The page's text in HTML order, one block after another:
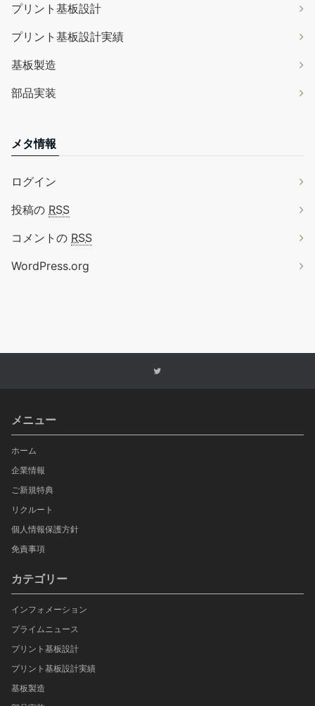
プリント基板設計
プリント基板設計実績
基板製造
部品実装
メタ情報
ログイン
投稿の RSS
コメントの RSS
WordPress.org
メニュー
ホーム
企業情報
ご新規特典
リクルート
個人情報保護方針
免責事項
カテゴリー
インフォメーション
プライムニュース
プリント基板設計
プリント基板設計実績
基板製造